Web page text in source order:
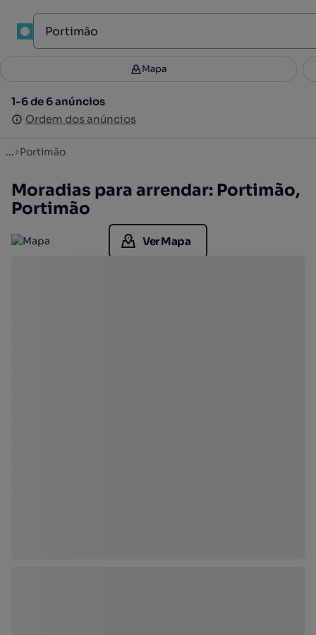
Filtros 3
1-6 de 6 anúncios
Ordem dos anúncios
Mapa
1-6 de 6 anúncios
Ordem dos anúncios
... Portimão
Moradias para arrendar: Portimão,
Portimão
Ver Mapa